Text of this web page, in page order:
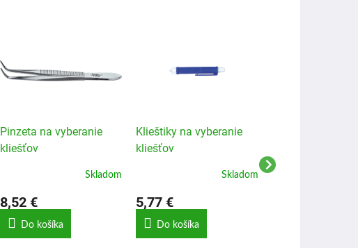
Pinzeta na vyberanie
kliešťov
Skladom
8,52 €
Do košíka
Klieštiky na vyberanie
kliešťov
Skladom
5,77 €
Do košíka
cm